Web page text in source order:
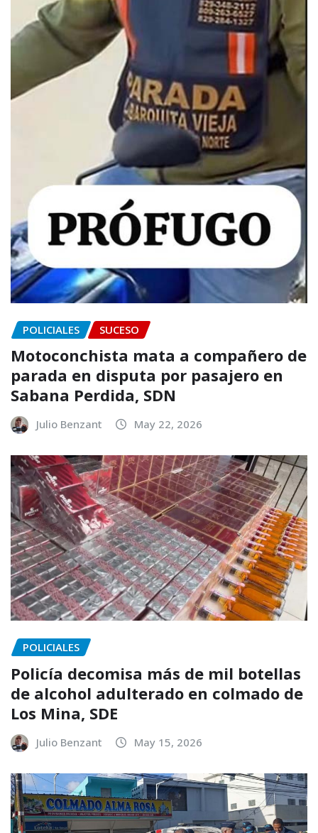
POLICIALES SUCESO
Motoconchista mata a compañero de
parada en disputa por pasajero en
Sabana Perdida, SDN
Julio Benzant May 22, 2026
POLICIALES
Policía decomisa más de mil botellas
de alcohol adulterado en colmado de
Los Mina, SDE
Julio Benzant May 15, 2026